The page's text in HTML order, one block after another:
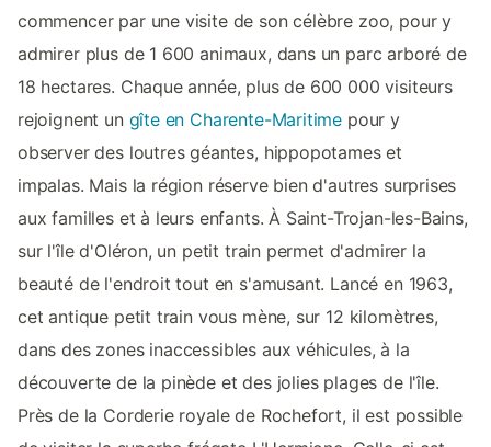
commencer par une visite de son célèbre zoo, pour y
admirer plus de 1 600 animaux, dans un parc arboré de
18 hectares. Chaque année, plus de 600 000 visiteurs
rejoignent un gîte en Charente-Maritime pour y
observer des loutres géantes, hippopotames et
impalas. Mais la région réserve bien d'autres surprises
aux familles et à leurs enfants. À Saint-Trojan-les-Bains,
sur l'île d'Oléron, un petit train permet d'admirer la
beauté de l'endroit tout en s'amusant. Lancé en 1963,
cet antique petit train vous mène, sur 12 kilomètres,
dans des zones inaccessibles aux véhicules, à la
découverte de la pinède et des jolies plages de l'île.
Près de la Corderie royale de Rochefort, il est possible